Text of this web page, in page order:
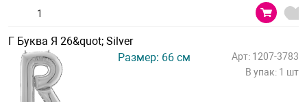
Г Буква Я 26&quot; Silver
Размер: 66 см
Арт: 1207-3783
В упак: 1 шт